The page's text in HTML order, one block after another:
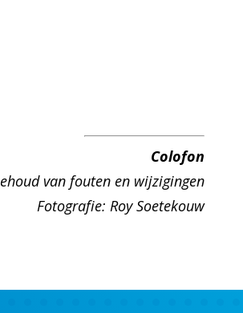
Colofon
van fouten en wijzigingen
Fotografie: Roy Soetekouw